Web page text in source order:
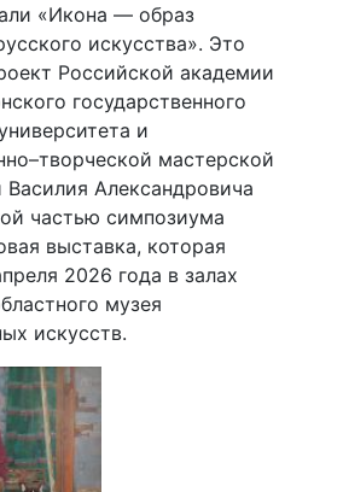
«Икона — образ
искусства». Это
Российской академии
государственного
и
мастерской
Василия Александровича
частью симпозиума
выставка, которая
2026 года в залах
музея
искусств.